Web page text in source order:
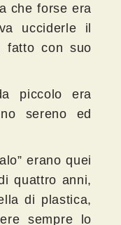
che forse era
ucciderle il
fatto con suo
piccolo era
sereno ed
erano quei
quattro anni,
di plastica,
sempre lo